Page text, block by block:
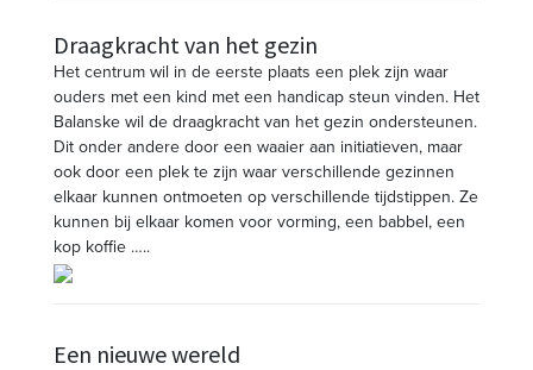
Draagkracht van het gezin
Het centrum wil in de eerste plaats een plek zijn waar
ouders met een kind met een handicap steun vinden. Het
Balanske wil de draagkracht van het gezin ondersteunen.
Dit onder andere door een waaier aan initiatieven, maar
ook door een plek te zijn waar verschillende gezinnen
elkaar kunnen ontmoeten op verschillende tijdstippen. Ze
kunnen bij elkaar komen voor vorming, een babbel, een
kop koffie …..
Een nieuwe wereld